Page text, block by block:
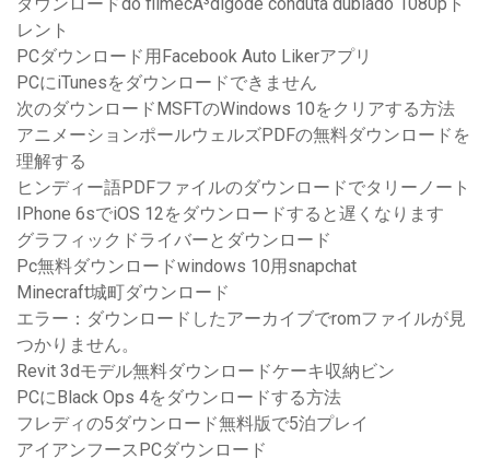
ダウンロードdo filmecÃ³digode conduta dublado 1080pト
レント
PCダウンロード用Facebook Auto Likerアプリ
PCにiTunesをダウンロードできません
次のダウンロードMSFTのWindows 10をクリアする方法
アニメーションポールウェルズPDFの無料ダウンロードを
理解する
ヒンディー語PDFファイルのダウンロードでタリーノート
IPhone 6sでiOS 12をダウンロードすると遅くなります
グラフィックドライバーとダウンロード
Pc無料ダウンロードwindows 10用snapchat
Minecraft城町ダウンロード
エラー：ダウンロードしたアーカイブでromファイルが見
つかりません。
Revit 3dモデル無料ダウンロードケーキ収納ビン
PCにBlack Ops 4をダウンロードする方法
フレディの5ダウンロード無料版で5泊プレイ
アイアンフースPCダウンロード